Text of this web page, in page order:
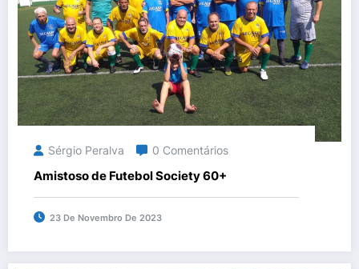
Sérgio Peralva 0 Comentários
Amistoso de Futebol Society 60+
23 De Novembro De 2023